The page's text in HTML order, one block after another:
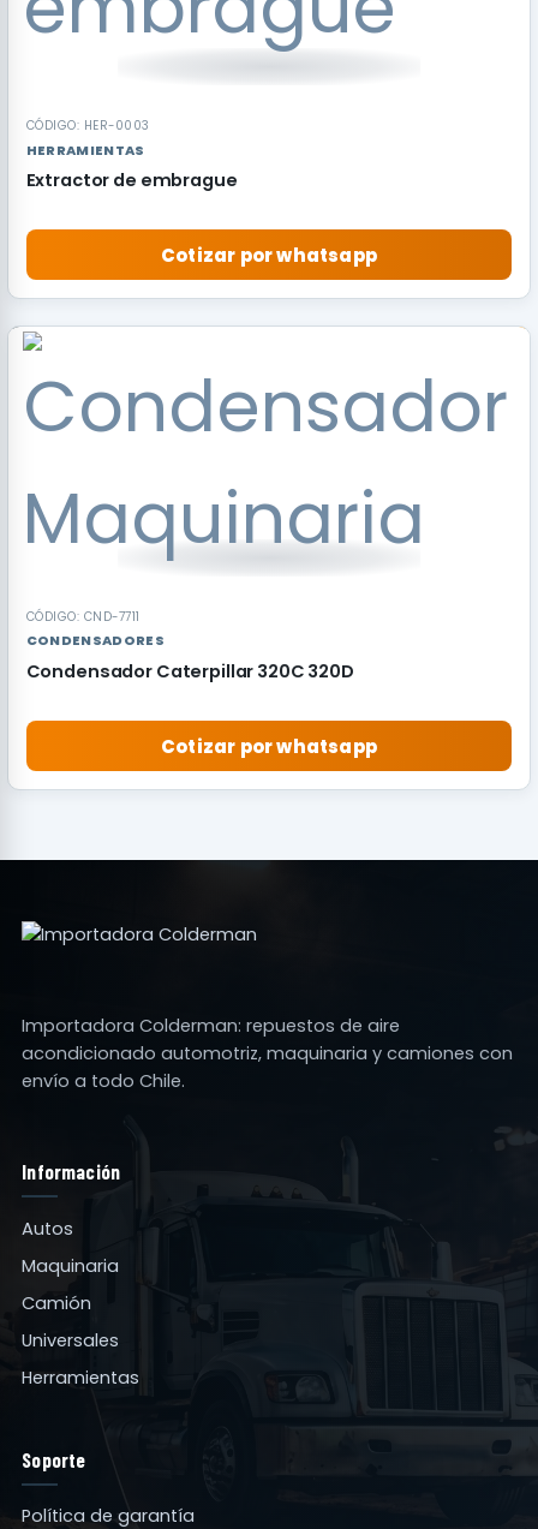
CÓDIGO: HER-0003
HERRAMIENTAS
Extractor de embrague
Cotizar por whatsapp
RECOMENDADO
CÓDIGO: CND-7711
CONDENSADORES
Condensador Caterpillar 320C 320D
Cotizar por whatsapp
Importadora Colderman: repuestos de aire
acondicionado automotriz, maquinaria y camiones con
envío a todo Chile.
Información
Autos
Maquinaria
Camión
Universales
Herramientas
Soporte
Política de garantía